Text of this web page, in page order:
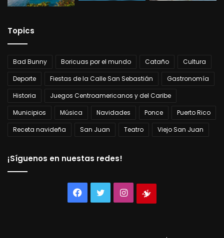
Topics
Bad Bunny Boricuas por el mundo Cataño
Cultura
Deporte
Fiestas de la Calle San Sebastián
Gastronomía
Historia
Juegos Centroamericanos y del Caribe
Municipios
Música Navidades Ponce
Puerto Rico
Receta navideña
San Juan Teatro Viejo San Juan
¡Síguenos en nuestas redes!
Facebook
TwitterInstagram